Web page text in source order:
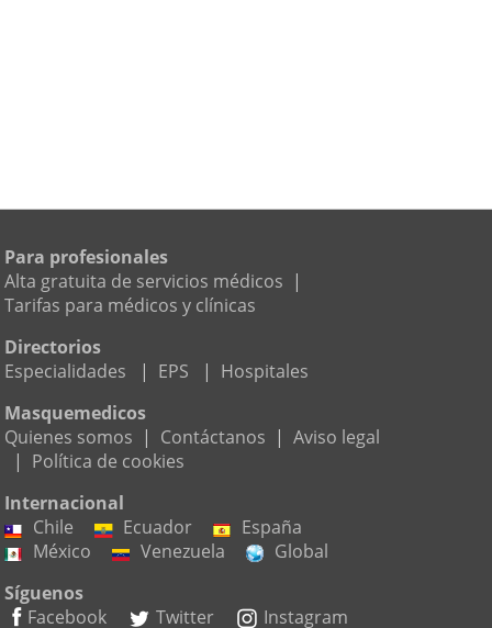
Para profesionales
Alta gratuita de servicios médicos |
Tarifas para médicos y clínicas
Directorios
Especialidades
| EPS | Hospitales
Masquemedicos
Quienes somos | Contáctanos | Aviso legal
| Política de cookies
Internacional
Chile
Ecuador
España
México
Venezuela
Global
Síguenos
Facebook
Twitter Instagram